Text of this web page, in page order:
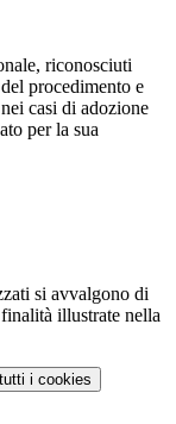
riconosciuti
procedimento e
casi di adozione
per la sua
si avvalgono di
illustrate nella
i cookies